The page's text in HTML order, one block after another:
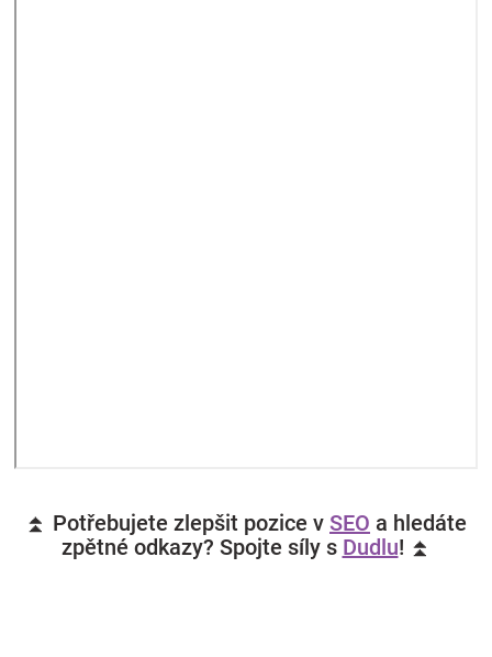
⏫ Potřebujete zlepšit pozice v SEO a hledáte
zpětné odkazy? Spojte síly s Dudlu! ⏫